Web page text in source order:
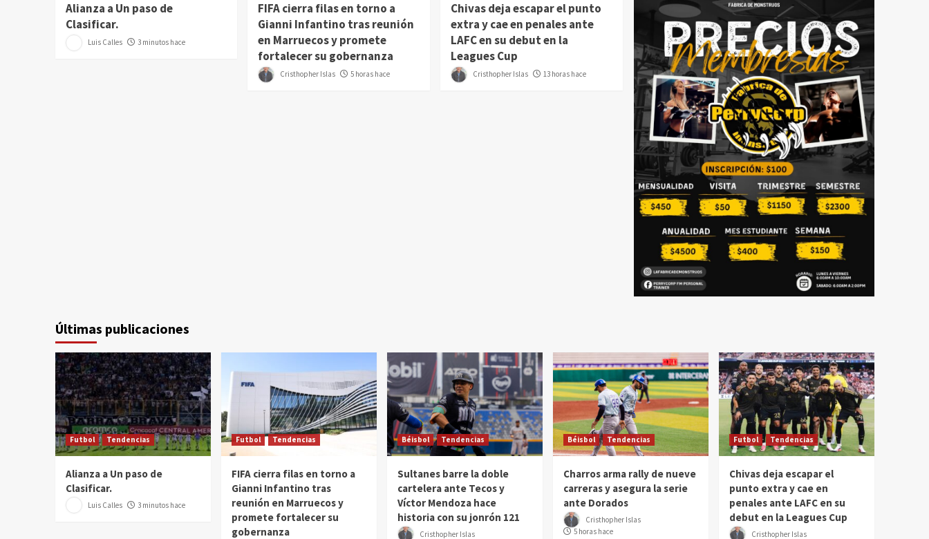
Alianza a Un paso de
Clasificar.
Luis Calles 3 minutos hace
FIFA cierra filas en torno a
Gianni Infantino tras reunión
en Marruecos y promete
fortalecer su gobernanza
Cristhopher Islas 5 horas hace
Chivas deja escapar el punto
extra y cae en penales ante
LAFC en su debut en la
Leagues Cup
Cristhopher Islas 13 horas hace
Últimas publicaciones
Futbol Tendencias
Alianza a Un paso de
Clasificar.
Luis Calles 3 minutos hace
Futbol Tendencias
FIFA cierra filas en torno a
Gianni Infantino tras
reunión en Marruecos y
promete fortalecer su
gobernanza
Béisbol Tendencias
Sultanes barre la doble
cartelera ante Tecos y
Víctor Mendoza hace
historia con su jonrón 121
Cristhopher Islas
Béisbol Tendencias
Charros arma rally de nueve
carreras y asegura la serie
ante Dorados
Cristhopher Islas
5 horas hace
Futbol Tendencias
Chivas deja escapar el
punto extra y cae en
penales ante LAFC en su
debut en la Leagues Cup
Cristhopher Islas